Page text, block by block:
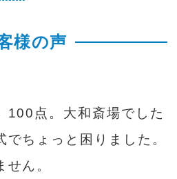
様の声
100点。大和斎場でした
ちょっと困りました。
ん。